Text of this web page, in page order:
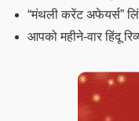
“मंथली करेंट अफेयर्स”
आपको महीने-वार हिंदू